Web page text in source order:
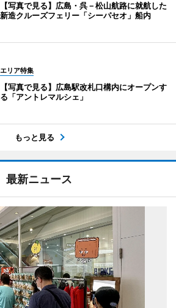
【写真で見る】広島・呉－松山航路に就航した
新造クルーズフェリー「シーパセオ」船内
エリア特集
【写真で見る】広島駅改札口構内にオープンす
る「アントレマルシェ」
もっと見る
最新ニュース